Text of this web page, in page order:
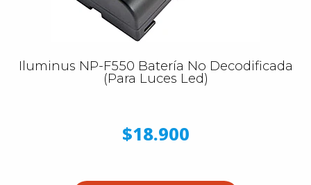
Iluminus NP-F550 Batería No Decodificada
(Para Luces Led)
$18.900